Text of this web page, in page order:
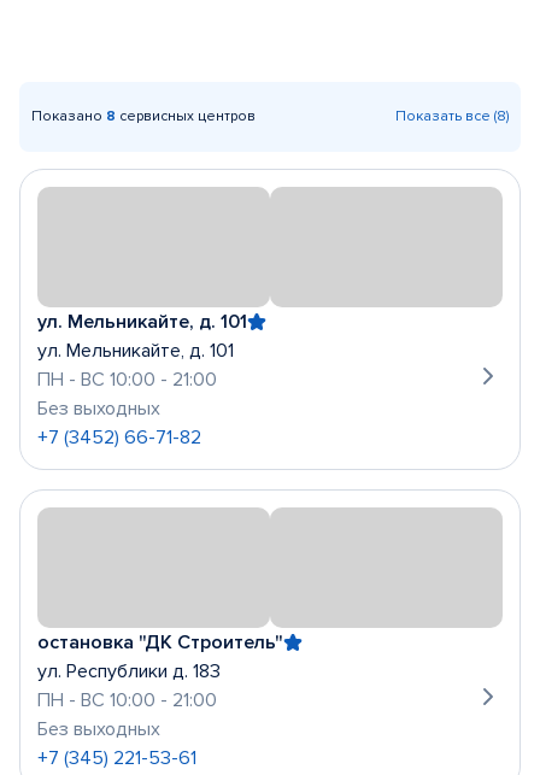
Показано 8 сервисных центров Показать все (8)
ул. Мельникайте, д. 101
ул. Мельникайте, д. 101
ПН - ВС 10:00 - 21:00
Без выходных
+7 (3452) 66-71-82
остановка "ДК Строитель"
ул. Республики д. 183
ПН - ВС 10:00 - 21:00
Без выходных
+7 (345) 221-53-61